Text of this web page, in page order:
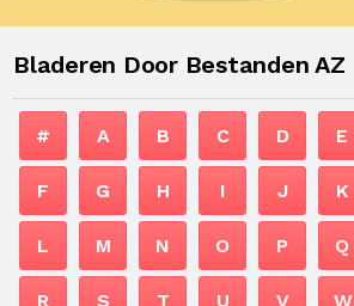
Bladeren Door Bestanden AZ
# A B C D E
F G H I J K
L M N O P Q
R S T U V W